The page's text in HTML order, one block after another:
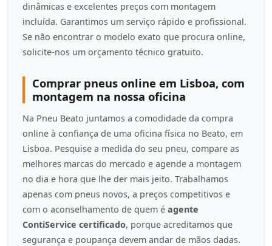
dinâmicas e excelentes preços com montagem
incluída. Garantimos um serviço rápido e profissional.
Se não encontrar o modelo exato que procura online,
solicite-nos um orçamento técnico gratuito.
Comprar pneus online em Lisboa, com
montagem na nossa oficina
Na Pneu Beato juntamos a comodidade da compra
online à confiança de uma oficina física no Beato, em
Lisboa. Pesquise a medida do seu pneu, compare as
melhores marcas do mercado e agende a montagem
no dia e hora que lhe der mais jeito. Trabalhamos
apenas com pneus novos, a preços competitivos e
com o aconselhamento de quem é agente
ContiService certificado, porque acreditamos que
segurança e poupança devem andar de mãos dadas.